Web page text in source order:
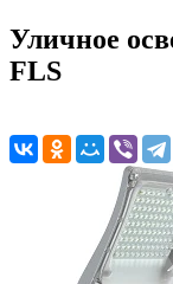
Уличное
FLS